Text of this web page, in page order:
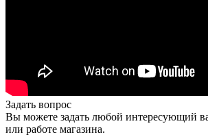
Задать вопрос
Вы можете задать любой интересующий
или работе магазина.